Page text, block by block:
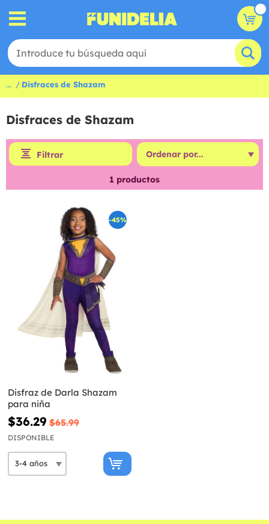
... Disfraces de Shazam
Disfraces de Shazam
Filtrar
1 productos
-45%
Disfraz de Darla Shazam
para niña
$36.29 $65.99
DISPONIBLE